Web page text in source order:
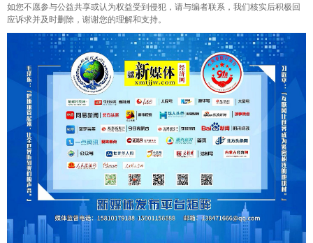
如您不愿参与公益共享或认为权益受到侵犯，请与编者联系，我们核实后积极回
应诉求并及时删除，谢谢您的理解和支持。